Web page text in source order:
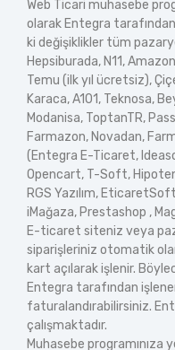
Web Ticari muhasebe
olarak Entegra
ki değişiklikler tüm
Hepsiburada, N11,
Temu (ilk yıl ücretsiz),
Karaca, A101, Teknosa,
Modanisa, ToptanTR,
Farmazon, Novadan,
(Entegra E-Ticaret,
Opencart, T-Soft,
RGS Yazılım,
iMağaza, Prestashop ,
E-ticaret siteniz veya
siparişleriniz otomatik
kart açılarak işlenir.
Entegra tarafından
faturalandırabilirsiniz.
çalışmaktadır.
Muhasebe